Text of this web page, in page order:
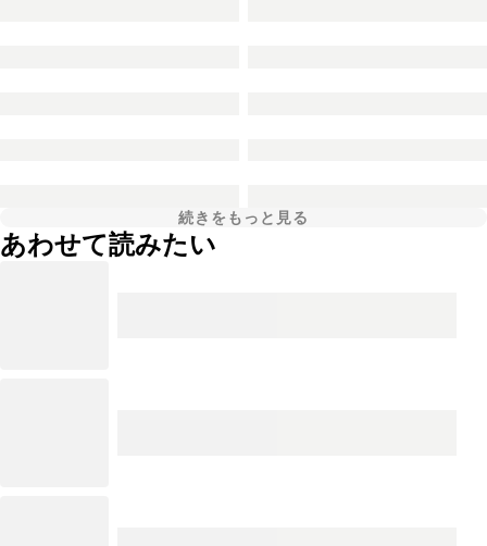
続きをもっと見る
あわせて読みたい